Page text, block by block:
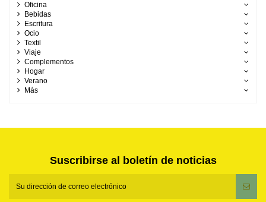
Oficina
Bebidas
Escritura
Ocio
Textil
Viaje
Complementos
Hogar
Verano
Más
Suscribirse al boletín de noticias